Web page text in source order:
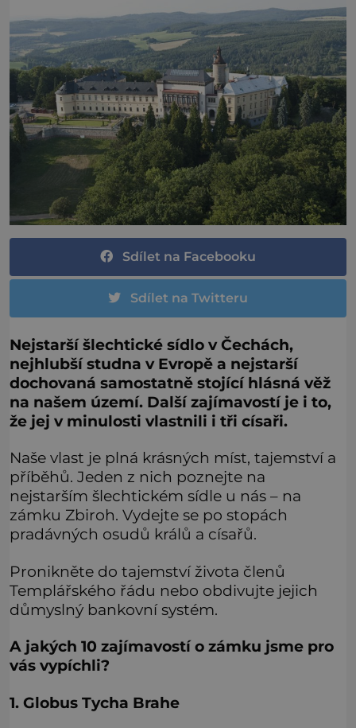
Sdílet na Facebooku
Sdílet na Twitteru
Nejstarší šlechtické sídlo v Čechách,
nejhlubší studna v Evropě a nejstarší
dochovaná samostatně stojící hlásná věž
na našem území. Další zajímavostí je i to,
že jej v minulosti vlastnili i tři císaři.
Naše vlast je plná krásných míst, tajemství a
příběhů. Jeden z nich poznejte na
nejstarším šlechtickém sídle u nás – na
zámku Zbiroh. Vydejte se po stopách
pradávných osudů králů a císařů.
Pronikněte do tajemství života členů
Templářského řádu nebo obdivujte jejich
důmyslný bankovní systém.
A jakých 10 zajímavostí o zámku jsme pro
vás vypíchli?
1. Globus Tycha Brahe